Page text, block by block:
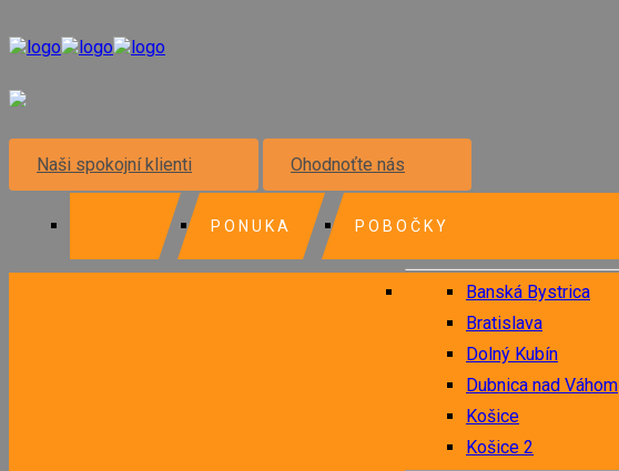
Naši spokojní klienti Ohodnoťte nás
PONUKA POBOČKY
Banská Bystrica
Bratislava
Dolný Kubín
Dubnica nad Váhom
Košice
Košice 2